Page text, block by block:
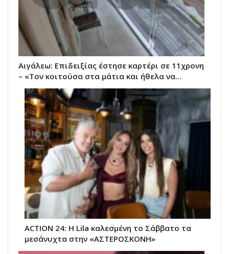
Αιγάλεω: Επιδειξίας έστησε καρτέρι σε 11χρονη
– «Τον κοιτούσα στα μάτια και ήθελα να…
ACTION 24: Η Lila καλεσμένη το Σάββατο τα
μεσάνυχτα στην «ΑΣΤΕΡΟΣΚΟΝΗ»